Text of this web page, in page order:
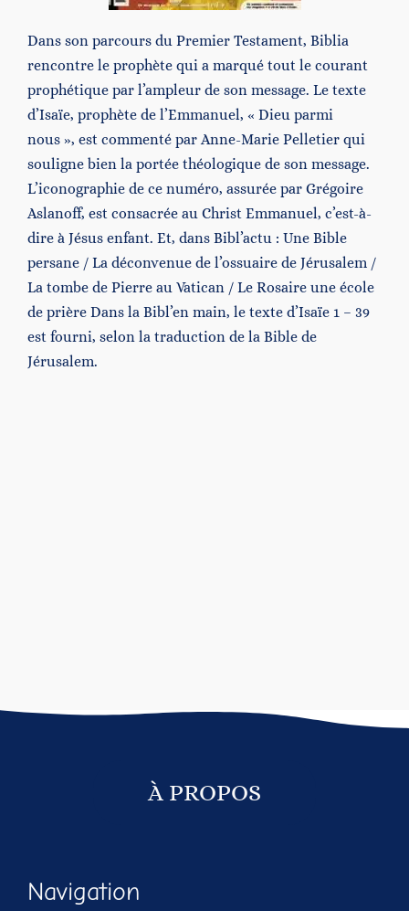
Dans son parcours du Premier Testament, Biblia
rencontre le prophète qui a marqué tout le courant
prophétique par l’ampleur de son message. Le texte
d’Isaïe, prophète de l’Emmanuel, « Dieu parmi
nous », est commenté par Anne-Marie Pelletier qui
souligne bien la portée théologique de son message.
L’iconographie de ce numéro, assurée par Grégoire
Aslanoff, est consacrée au Christ Emmanuel, c’est-à-
dire à Jésus enfant. Et, dans Bibl’actu : Une Bible
persane / La déconvenue de l’ossuaire de Jérusalem /
La tombe de Pierre au Vatican / Le Rosaire une école
de prière Dans la Bibl’en main, le texte d’Isaïe 1 – 39
est fourni, selon la traduction de la Bible de
Jérusalem.
À PROPOS
Navigation